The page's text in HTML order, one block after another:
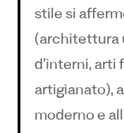
stile si
(architettura
d’interni, arti
artigianato),
moderno e